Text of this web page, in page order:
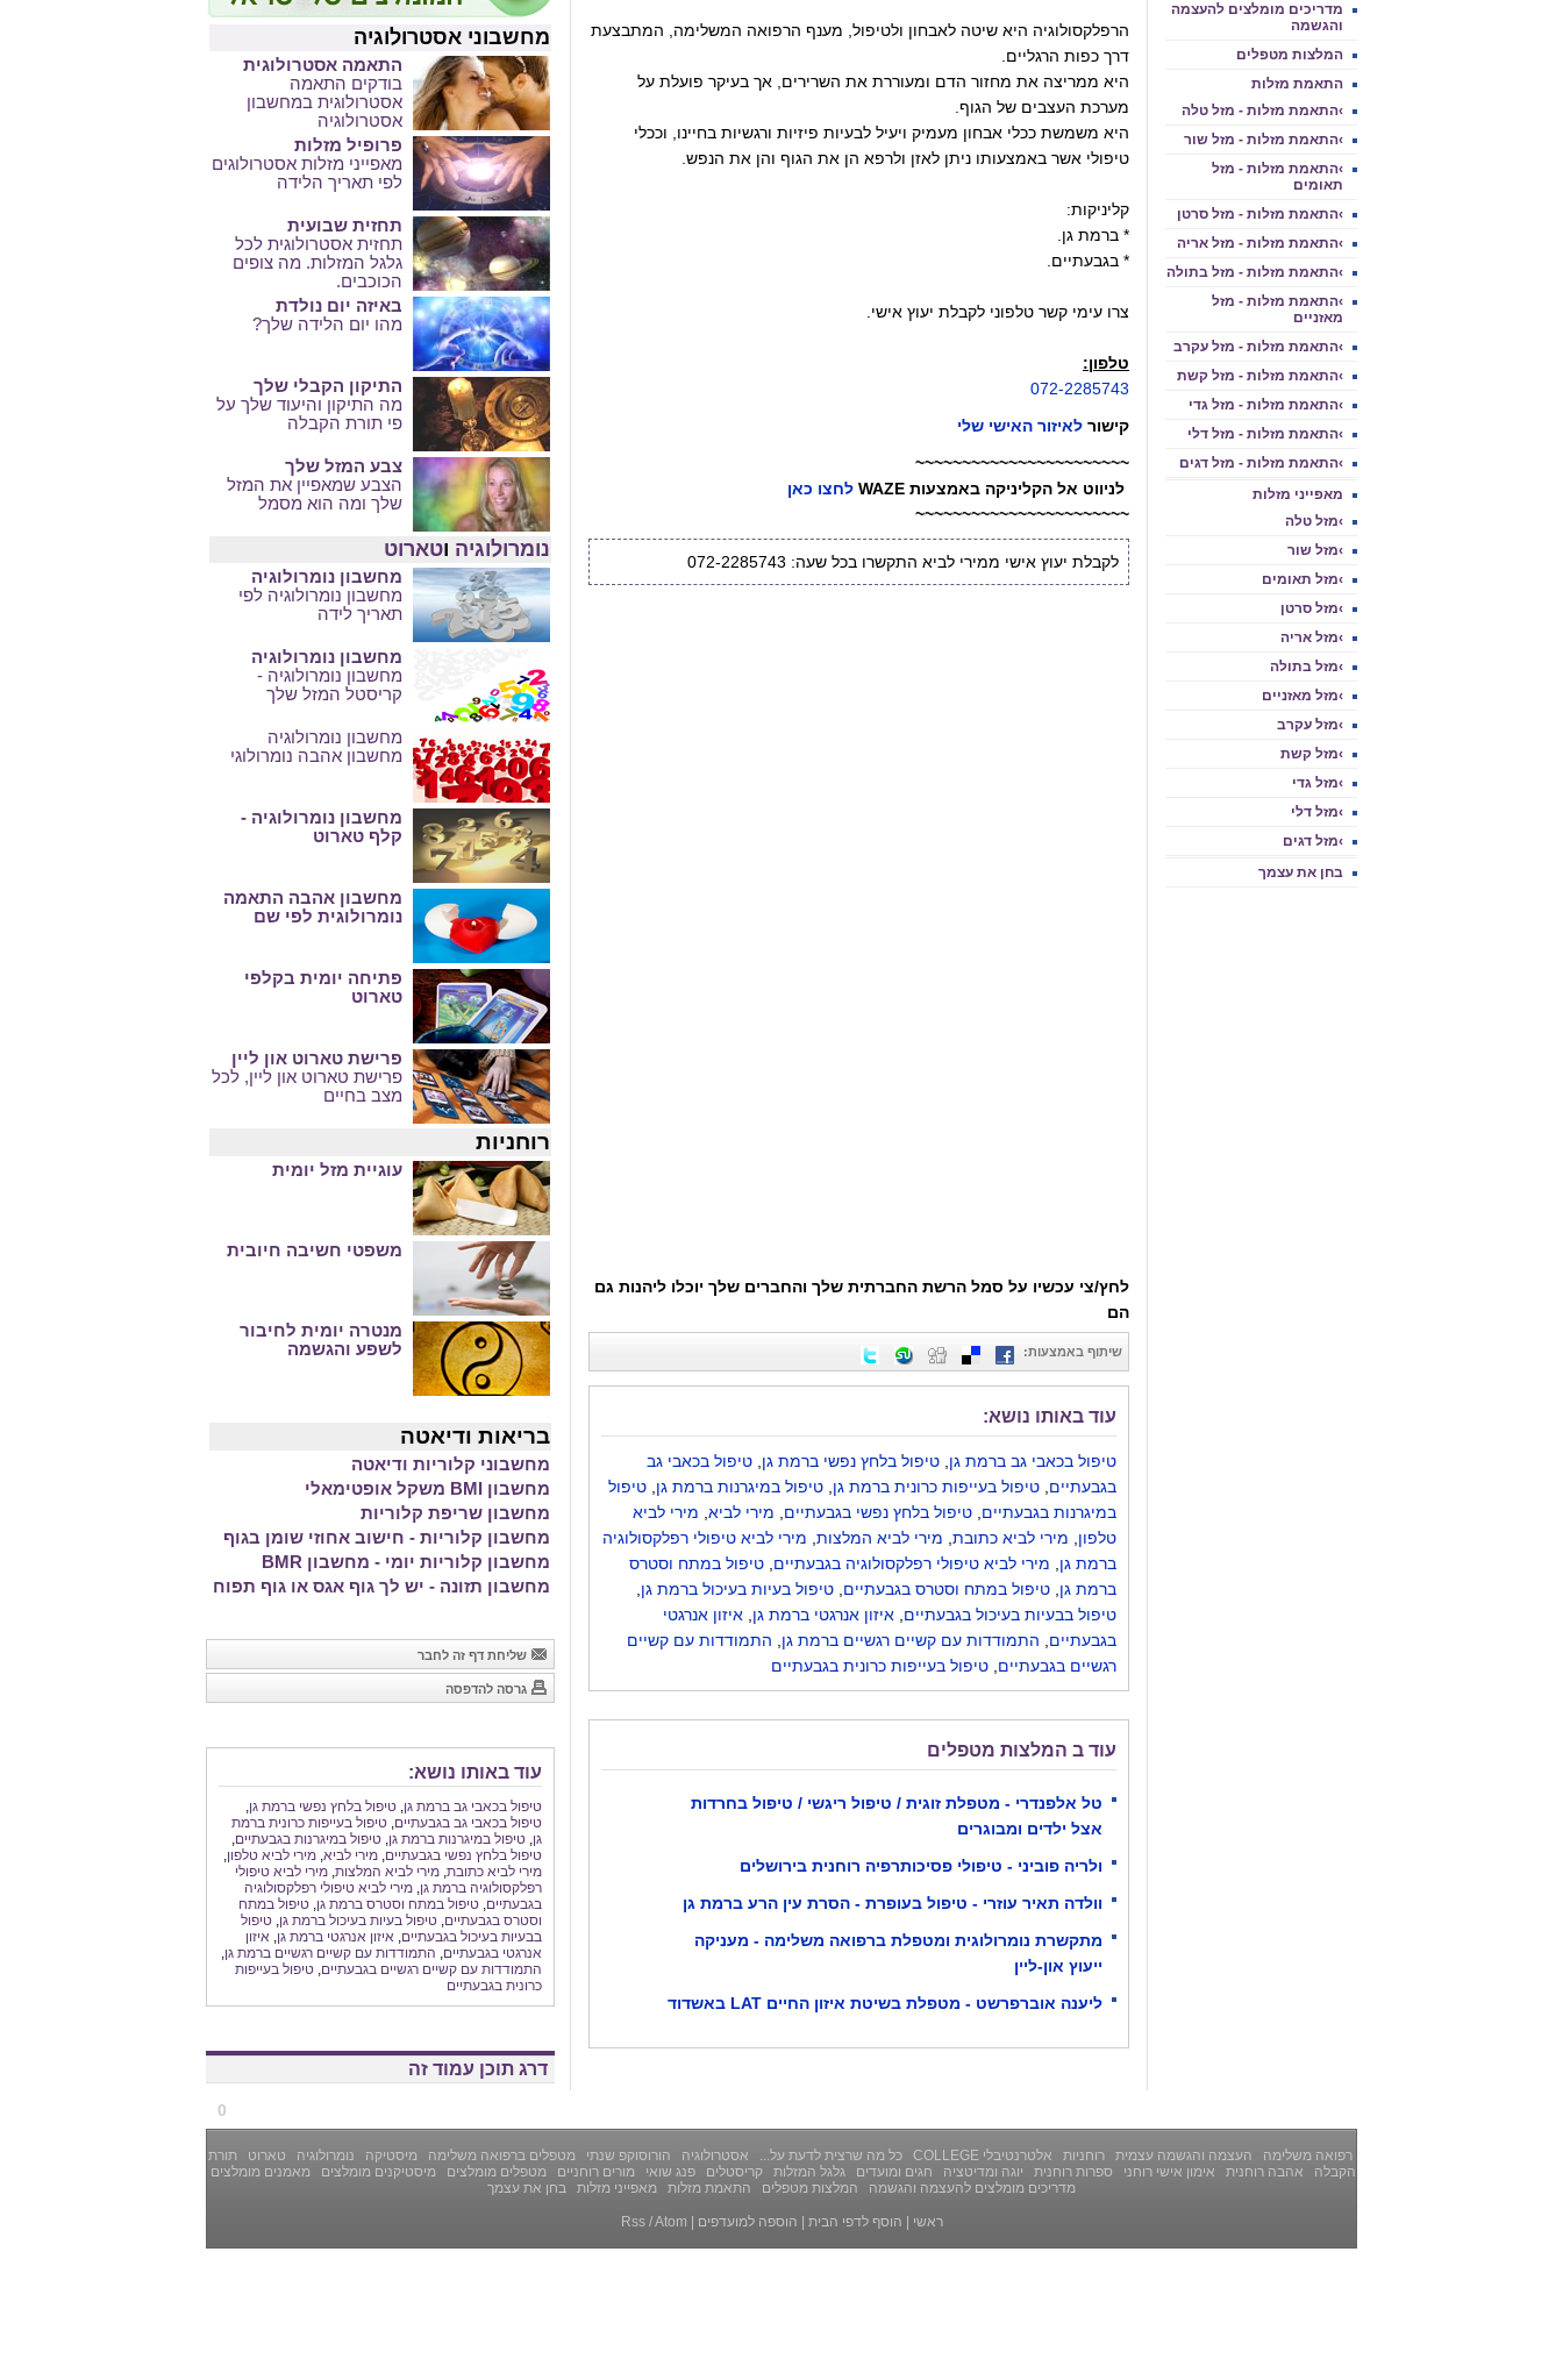
מדריכים מומלצים להעצמה
והגשמה
המלצות מטפלים
התאמת מזלות
›התאמת מזלות - מזל טלה
›התאמת מזלות - מזל שור
›התאמת מזלות - מזל
תאומים
›התאמת מזלות - מזל סרטן
›התאמת מזלות - מזל אריה
›התאמת מזלות - מזל בתולה
›התאמת מזלות - מזל
מאזניים
›התאמת מזלות - מזל עקרב
›התאמת מזלות - מזל קשת
›התאמת מזלות - מזל גדי
›התאמת מזלות - מזל דלי
›התאמת מזלות - מזל דגים
מאפייני מזלות
›מזל טלה
›מזל שור
›מזל תאומים
›מזל סרטן
›מזל אריה
›מזל בתולה
›מזל מאזניים
›מזל עקרב
›מזל קשת
›מזל גדי
›מזל דלי
›מזל דגים
בחן את עצמך
הרפלקסולוגיה היא שיטה לאבחון ולטיפול, מענף הרפואה המשלימה, המתבצעת
דרך כפות הרגליים.
היא ממריצה את מחזור הדם ומעוררת את השרירים, אך בעיקר פועלת על
מערכת העצבים של הגוף.
היא משמשת ככלי אבחון מעמיק ויעיל לבעיות פיזיות ורגשיות בחיינו, וככלי
טיפולי אשר באמצעותו ניתן לאזן ולרפא הן את הגוף והן את הנפש.
קליניקות:
* ברמת גן.
* בגבעתיים.
צרו עימי קשר טלפוני לקבלת יעוץ אישי.
טלפון:
072-2285743
קישור לאיזור האישי שלי
~~~~~~~~~~~~~~~~~~~~~~~
לניווט אל הקליניקה באמצעות WAZE
לחצו כאן
~~~~~~~~~~~~~~~~~~~~~~~
לקבלת יעוץ אישי ממירי לביא התקשרו בכל שעה: 072-2285743
לחץ/צי עכשיו על סמל הרשת החברתית שלך והחברים שלך יוכלו ליהנות גם
הם
שיתוף באמצעות:
עוד באותו נושא:
טיפול בכאבי גב ברמת גן טיפול בלחץ נפשי ברמת גן טיפול בכאבי גב
בגבעתיים טיפול בעייפות כרונית ברמת גן טיפול במיגרנות ברמת גן טיפול
במיגרנות בגבעתיים טיפול בלחץ נפשי בגבעתיים מירי לביא מירי לביא
טלפון
מירי לביא כתובת מירי לביא המלצות מירי לביא טיפולי רפלקסולוגיה
ברמת גן
מירי לביא טיפולי רפלקסולוגיה בגבעתיים טיפול במתח וסטרס
ברמת גן טיפול במתח וסטרס בגבעתיים טיפול בעיות בעיכול ברמת גן
טיפול בבעיות בעיכול בגבעתיים איזון אנרגטי ברמת גן איזון אנרגטי
בגבעתיים
התמודדות עם קשיים רגשיים ברמת גן
התמודדות עם קשיים
רגשיים בגבעתיים טיפול בעייפות כרונית בגבעתיים
עוד ב המלצות מטפלים
טל אלפנדרי - מטפלת זוגית / טיפול ריגשי / טיפול בחרדות
אצל ילדים ומבוגרים
ולריה פוביני - טיפולי פסיכותרפיה רוחנית בירושלים
וולדה תאיר עוזרי - טיפול בעופרת - הסרת עין הרע ברמת גן
מתקשרת נומרולוגית ומטפלת ברפואה משלימה - מעניקה
ייעוץ און-ליין
ליענה אוברפרשט - מטפלת בשיטת איזון החיים LAT באשדוד
מחשבוני אסטרולוגיה
התאמה אסטרולוגית
בודקים התאמה
אסטרולוגית במחשבון
אסטרולוגיה
פרופיל מזלות
מאפייני מזלות אסטרולוגים
לפי תאריך הלידה
תחזית שבועית
תחזית אסטרולוגית לכל
גלגל המזלות. מה צופים
הכוכבים.
באיזה יום נולדת
מהו יום הלידה שלך?
התיקון הקבלי שלך
מה התיקון והיעוד שלך על
פי תורת הקבלה
צבע המזל שלך
הצבע שמאפיין את המזל
שלך ומה הוא מסמל
נומרולוגיה וטארוט
מחשבון נומרולוגיה
מחשבון נומרולוגיה לפי
תאריך לידה
מחשבון נומרולוגיה
מחשבון נומרולוגיה -
קריסטל המזל שלך
מחשבון נומרולוגיה
מחשבון אהבה נומרולוגי
מחשבון נומרולוגיה -
קלף טארוט
מחשבון אהבה התאמה
נומרולוגית לפי שם
פתיחה יומית בקלפי
טארוט
פרישת טארוט און ליין
פרישת טארוט און ליין, לכל
מצב בחיים
רוחניות
עוגיית מזל יומית
משפטי חשיבה חיובית
מנטרה יומית לחיבור
לשפע והגשמה
בריאות ודיאטה
מחשבוני קלוריות ודיאטה
מחשבון BMI משקל אופטימאלי
מחשבון שריפת קלוריות
מחשבון קלוריות - חישוב אחוזי שומן בגוף
מחשבון קלוריות יומי - מחשבון BMR
מחשבון תזונה - יש לך גוף אגס או גוף תפוח
שליחת דף זה לחבר
גרסה להדפסה
עוד באותו נושא:
טיפול בכאבי גב ברמת גן, טיפול בלחץ נפשי ברמת גן,
טיפול בכאבי גב בגבעתיים, טיפול בעייפות כרונית ברמת
גן, טיפול במיגרנות ברמת גן, טיפול במיגרנות בגבעתיים,
טיפול בלחץ נפשי בגבעתיים, מירי לביא, מירי לביא טלפון,
מירי לביא כתובת, מירי לביא המלצות, מירי לביא טיפולי
רפלקסולוגיה ברמת גן, מירי לביא טיפולי רפלקסולוגיה
בגבעתיים, טיפול במתח וסטרס ברמת גן, טיפול במתח
וסטרס בגבעתיים, טיפול בעיות בעיכול ברמת גן, טיפול
בבעיות בעיכול בגבעתיים, איזון אנרגטי ברמת גן, איזון
אנרגטי בגבעתיים, התמודדות עם קשיים רגשיים ברמת גן,
התמודדות עם קשיים רגשיים בגבעתיים, טיפול בעייפות
כרונית בגבעתיים
דרג תוכן עמוד זה
0
רפואה משלימה העצמה והגשמה עצמית רוחניות אלטרנטיבלי COLLEGE כל מה שרצית לדעת על... אסטרולוגיה הורוסוקפ שנתי מטפלים ברפואה משלימה מיסטיקה נומרולוגיה טארוט
תורת
הקבלה
אהבה רוחנית אימון אישי רוחני ספרות רוחנית יוגה ומדיטציה חגים ומועדים גלגל המזלות קריסטלים פנג שואי מורים רוחניים מטפלים מומלצים מיסטיקנים מומלצים
מאמנים מומלצים
מדריכים מומלצים להעצמה והגשמה
המלצות מטפלים התאמת מזלות מאפייני מזלות בחן את עצמך
ראשי הוסף לדפי הבית הוספה למועדפים Rss/Atom